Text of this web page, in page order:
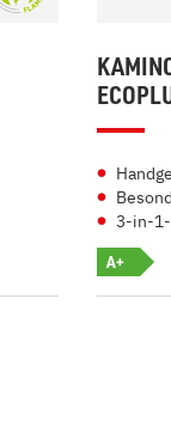
3-in-1-
A+